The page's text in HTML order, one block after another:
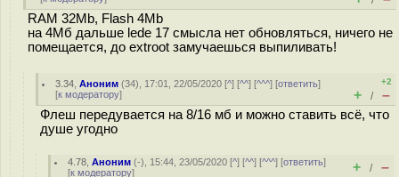
RAM 32Mb, Flash 4Mb
на 4Мб дальше lede 17 смысла нет обновляться, ничего не
помещается, до extroot замучаешься выпиливать!
3.34 ,Аноним (34), 17:01, 22/05/2020 [^] [^^] [^^^] [ответить]
[к модератору]
+2
+ / –
Флеш передувается на 8/16 мб и можно ставить всё, что
душе угодно
4.78 ,Аноним (-), 15:44, 23/05/2020 [^] [^^] [^^^] [ответить]
[к модератору] + / –